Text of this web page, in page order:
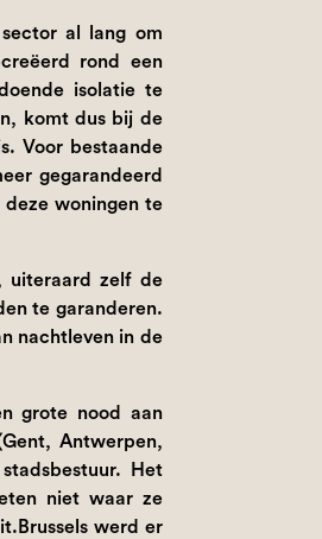
al lang om
rond een
isolatie te
komt dus bij de
Voor bestaande
gegarandeerd
woningen te
uiteraard zelf de
te garanderen.
nachtleven in de
grote nood aan
Antwerpen,
Het
niet waar ze
werd er